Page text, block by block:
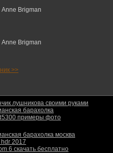
Brigman
Brigman
>>
лушникова своими руками
барахолка
примеры фото
барахолка москва
2017
6 скачать бесплатно